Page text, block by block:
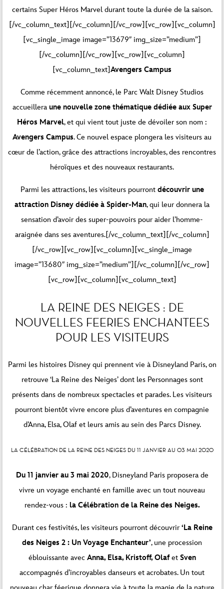
certains Super Héros Marvel durant toute la durée de la saison.
[/vc_column_text][/vc_column][/vc_row][vc_row][vc_column]
[vc_single_image image=”13679″ img_size=”medium”]
[/vc_column][/vc_row][vc_row][vc_column]
[vc_column_text]Avengers Campus
Comme récemment annoncé, le Parc Walt Disney Studios
accueillera une nouvelle zone thématique dédiée aux Super
Héros Marvel, et qui vient tout juste de dévoiler son nom :
Avengers Campus. Ce nouvel espace plongera les visiteurs au
cœur de l’action, grâce des attractions incroyables, des rencontres
héroïques et des nouveaux restaurants.
Parmi les attractions, les visiteurs pourrontdécouvrir une
attraction Disney dédiée à Spider-Man, qui leur donnera la
sensation d’avoir des super-pouvoirs pour aider l’homme-
araignée dans ses aventures.[/vc_column_text][/vc_column]
[/vc_row][vc_row][vc_column][vc_single_image
image=”13680″ img_size=”medium”][/vc_column][/vc_row]
[vc_row][vc_column][vc_column_text]
LA REINE DES NEIGES : DE
NOUVELLES FEERIES ENCHANTEES
POUR LES VISITEURS
Parmi les histoires Disney qui prennent vie à Disneyland Paris, on
retrouve ‘La Reine des Neiges’ dont les Personnages sont
présents dans de nombreux spectacles et parades. Les visiteurs
pourront bientôt vivre encore plus d’aventures en compagnie
d’Anna, Elsa, Olaf et leurs amis au sein des Parcs Disney.
LA CÉLÉBRATION DE LA REINE DES NEIGES DU 11 JANVIER AU 03 MAI 2020
Du 11 janvier au 3 mai 2020, Disneyland Paris proposera de
vivre un voyage enchanté en famille avec un tout nouveau
rendez-vous : la Célébration de la Reine des Neiges.
Durant ces festivités, les visiteurs pourront découvrir ‘La Reine
des Neiges 2 : Un Voyage Enchanteur’, une procession
éblouissante avec Anna, Elsa, Kristoff, Olafet Sven
accompagnés d’incroyables danseurs et acrobates. Un tout